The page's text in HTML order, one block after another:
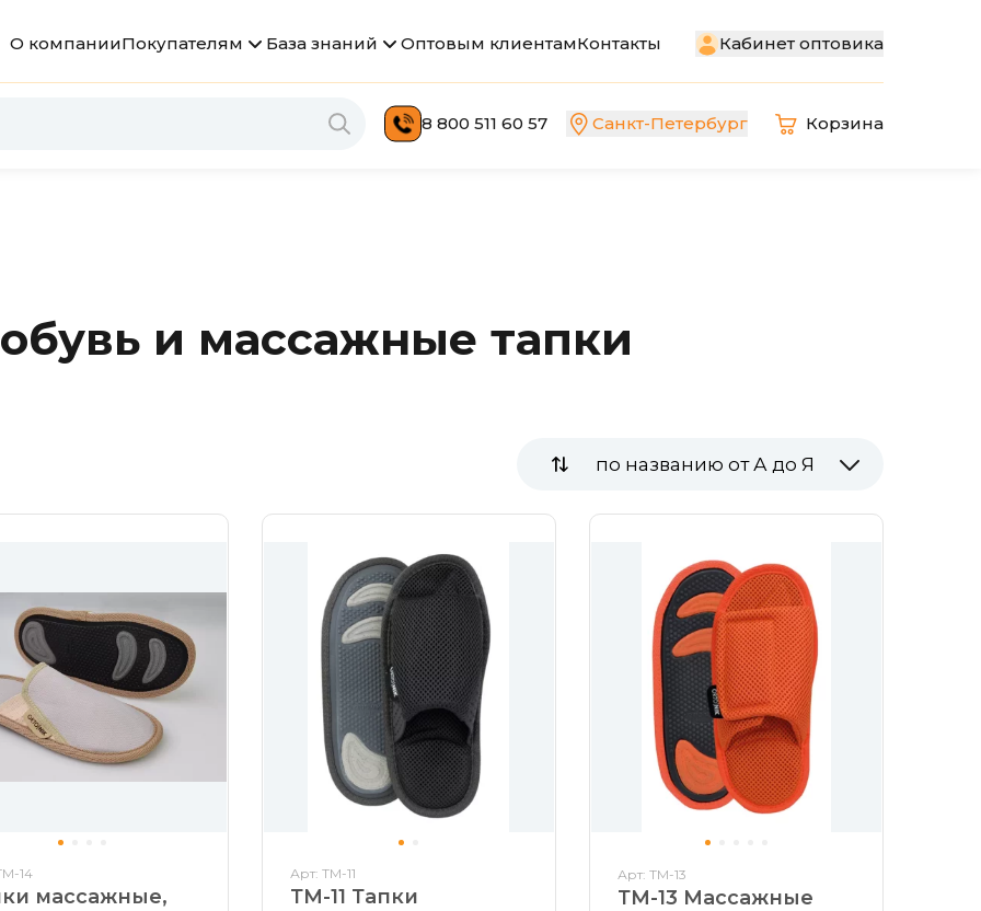
О компанииПокупателям База знаний Оптовым клиентамКонтакты Кабинет оптовика
8 800 511 60 57 Санкт-Петербург Корзина
и массажные тапки
по названию от А до Я
14
массажные,
Арт: ТМ-11
ТМ-11 Тапки
Арт: ТМ-13
ТМ-13 Массажные